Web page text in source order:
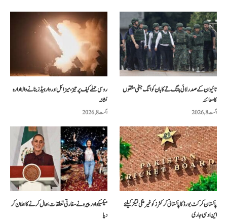
روسی حملے کیف پر تیز، میزائل اور وار ہیڈز بنانے والا ادارہ
نشانہ
اگست 8, 2026
تائیوان کے صدر لائی چنگ تے کا ہان کوانگ جنگی مشقوں
کا معائنہ
اگست 8, 2026
میکسیکو اور پیرو نے سفارتی تعلقات بحال کرنے کا اعلان کر
دیا
پاکستان کرکٹ بورڈ کا پاکستانی کرکٹرز کو غیر ملکی لیگز کیلئے
این او سی جاری